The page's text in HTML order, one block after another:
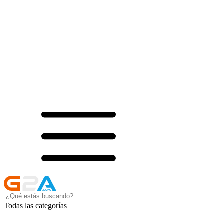
Todas las categorías